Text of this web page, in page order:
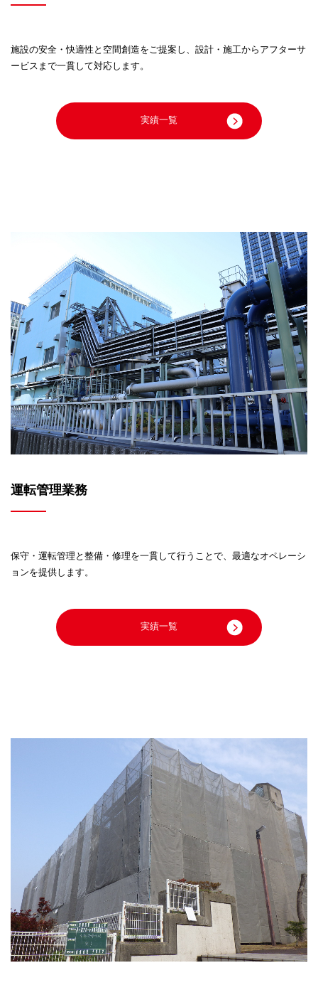
施設の安全・快適性と空間創造をご提案し、 設計・施工からアフターサ
ービスまで一貫して対応します。
実績一覧
運転管理業務
保守・運転管理と整備・修理を一貫して行うことで、 最適なオペレーシ
ョンを提供します。
実績一覧